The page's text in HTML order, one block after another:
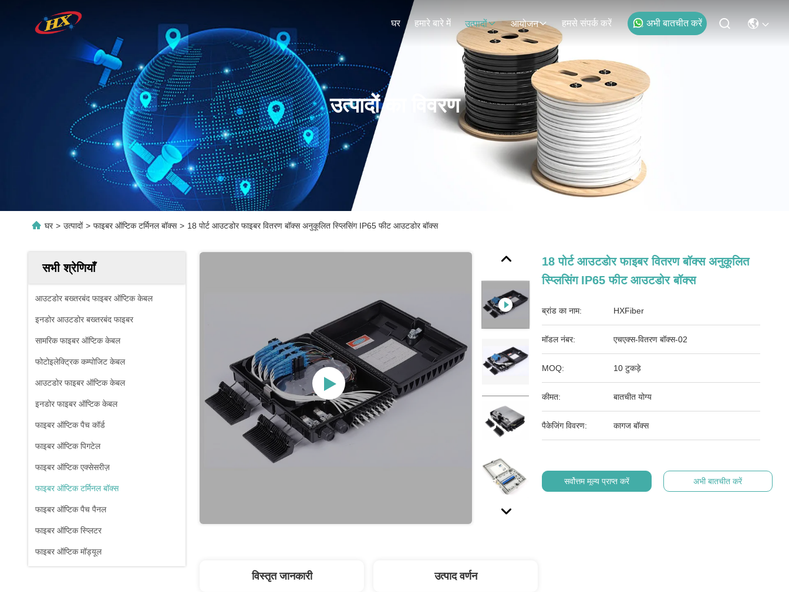
घर हमारे बारे में उत्पादों आयोजन हमसे संपर्क करें अभी बातचीत करें
उत्पादों का विवरण
घर > उत्पादों > फाइबर ऑप्टिक टर्मिनल बॉक्स > 18 पोर्ट आउटडोर फाइबर वितरण बॉक्स अनुकूलित स्प्लिसिंग IP65 फीट आउटडोर बॉक्स
सभी श्रेणियाँ
आउटडोर बख्तरबंद फाइबर ऑप्टिक केबल
इनडोर आउटडोर बख्तरबंद फाइबर
सामरिक फाइबर ऑप्टिक केबल
फोटोइलेक्ट्रिक कम्पोजिट केबल
आउटडोर फाइबर ऑप्टिक केबल
इनडोर फाइबर ऑप्टिक केबल
फाइबर ऑप्टिक पैच कॉर्ड
फाइबर ऑप्टिक पिगटेल
फाइबर ऑप्टिक एक्सेसरीज़
फाइबर ऑप्टिक टर्मिनल बॉक्स
फाइबर ऑप्टिक पैच पैनल
फाइबर ऑप्टिक स्प्लिटर
फाइबर ऑप्टिक मॉड्यूल
18 पोर्ट आउटडोर फाइबर वितरण बॉक्स अनुकूलित
स्प्लिसिंग IP65 फीट आउटडोर बॉक्स
ब्रांड का नाम: HXFiber
मॉडल नंबर: एचएक्स-वितरण बॉक्स-02
MOQ: 10 टुकड़े
कीमत: बातचीत योग्य
पैकेजिंग विवरण: कागज बॉक्स
सर्वोत्तम मूल्य प्राप्त करें अभी बातचीत करें
विस्तृत जानकारी उत्पाद वर्णन